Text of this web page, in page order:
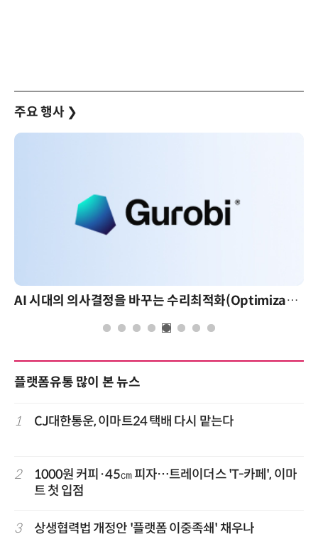
주요 행사 ❯
AI 시대의 의사결정을 바꾸는 수리최적화(Optimization): 실제 산업 적용 사례와 활용 전략
플랫폼유통 많이 본 뉴스
1 CJ대한통운, 이마트24 택배 다시 맡는다
2
1000원 커피·45㎝ 피자…트레이더스 'T-카페', 이마
트 첫 입점
3 상생협력법 개정안 '플랫폼 이중족쇄' 채우나